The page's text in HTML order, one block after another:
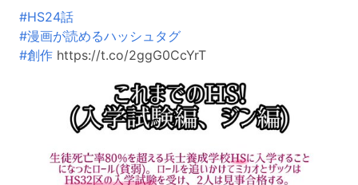
#HS24話
#漫画が読めるハッシュタグ
#創作 https://t.co/2ggG0CcYrT